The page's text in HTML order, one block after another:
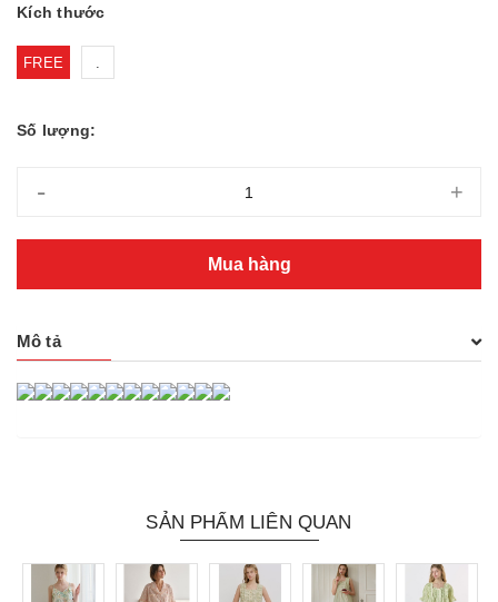
Kích thước
FREE .
Số lượng:
- +
Mua hàng
Mô tả
SẢN PHẨM LIÊN QUAN